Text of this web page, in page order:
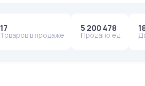
17
Товаров в продаже
5 200 478
Продано ед.